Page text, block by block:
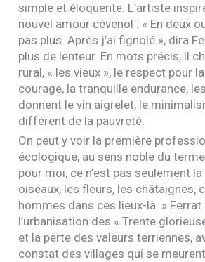
simple et éloquente. L’artiste
nouvel amour cévenol : « En deux
pas plus. Après j’ai fignolé », dira
plus de lenteur. En mots précis, il
rural, « les vieux », le respect pour
courage, la tranquille endurance,
donnent le vin aigrelet, le
différent de la pauvreté.
On peut y voir la première
écologique, au sens noble du terme
pour moi, ce n’est pas seulement
oiseaux, les fleurs, les châtaignes,
hommes dans ces lieux-là. »
l’urbanisation des « Trente
et la perte des valeurs terriennes,
constat des villages qui se